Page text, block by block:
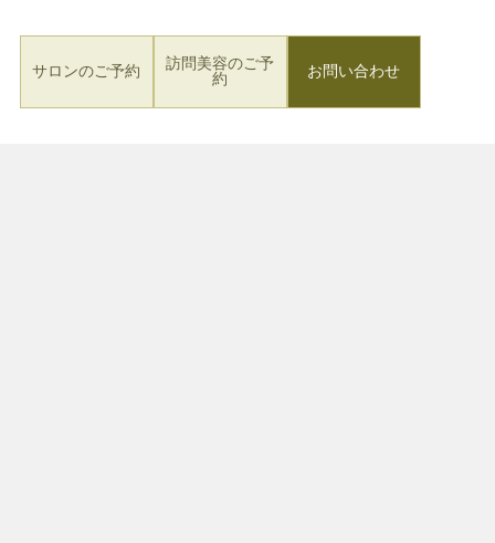
サロンのご予約
訪問美容のご予
約
お問い合わせ